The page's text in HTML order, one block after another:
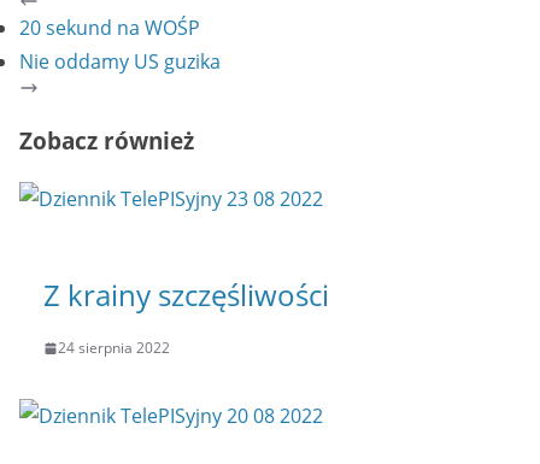
20 sekund na WOŚP
Nie oddamy US guzika
Zobacz również
Z krainy szczęśliwości
24 sierpnia 2022